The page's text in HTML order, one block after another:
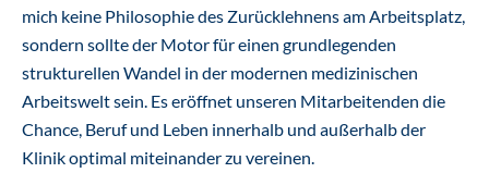
mich keine Philosophie des Zurücklehnens am Arbeitsplatz,
sondern sollte der Motor für einen grundlegenden
strukturellen Wandel in der modernen medizinischen
Arbeitswelt sein. Es eröffnet unseren Mitarbeitenden die
Chance, Beruf und Leben innerhalb und außerhalb der
Klinik optimal miteinander zu vereinen.